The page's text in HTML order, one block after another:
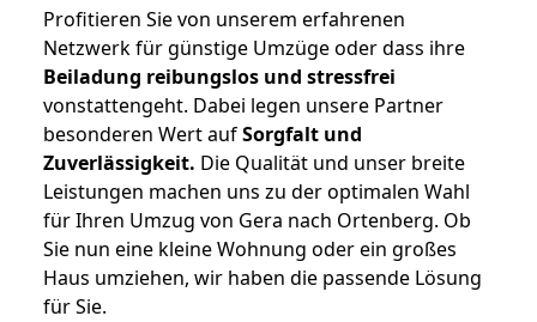
Profitieren Sie von unserem erfahrenen
Netzwerk für günstige Umzüge oder dass ihre
Beiladung reibungslos und stressfrei
vonstattengeht. Dabei legen unsere Partner
besonderen Wert aufSorgfalt und
Zuverlässigkeit. Die Qualität und unser breite
Leistungen machen uns zu der optimalen Wahl
für Ihren Umzug von Gera nach Ortenberg. Ob
Sie nun eine kleine Wohnung oder ein großes
Haus umziehen, wir haben die passende Lösung
für Sie.